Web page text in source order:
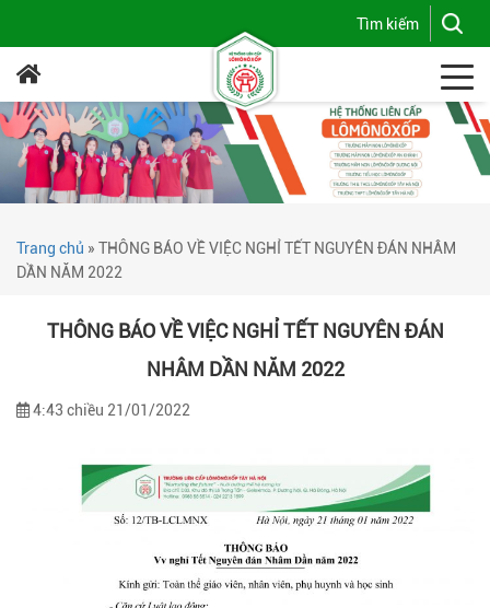
Trang chủ » THÔNG BÁO VỀ VIỆC NGHỈ TẾT NGUYÊN ĐÁN NHÂM
DẦN NĂM 2022
THÔNG BÁO VỀ VIỆC NGHỈ TẾT NGUYÊN ĐÁN
NHÂM DẦN NĂM 2022
4:43 chiều 21/01/2022